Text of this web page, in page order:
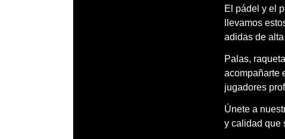
El pádel y el
llevamos
adidas de
Palas,
acompañarte
jugadores
Únete a
y calidad que